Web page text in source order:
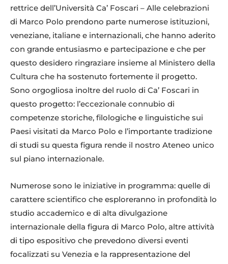
rettrice dell’Università Ca’ Foscari – Alle celebrazioni
di Marco Polo prendono parte numerose istituzioni,
veneziane, italiane e internazionali, che hanno aderito
con grande entusiasmo e partecipazione e che per
questo desidero ringraziare insieme al Ministero della
Cultura che ha sostenuto fortemente il progetto.
Sono orgogliosa inoltre del ruolo di Ca’ Foscari in
questo progetto: l’eccezionale connubio di
competenze storiche, filologiche e linguistiche sui
Paesi visitati da Marco Polo e l’importante tradizione
di studi su questa figura rende il nostro Ateneo unico
sul piano internazionale.
Numerose sono le iniziative in programma: quelle di
carattere scientifico che esploreranno in profondità lo
studio accademico e di alta divulgazione
internazionale della figura di Marco Polo, altre attività
di tipo espositivo che prevedono diversi eventi
focalizzati su Venezia e la rappresentazione del